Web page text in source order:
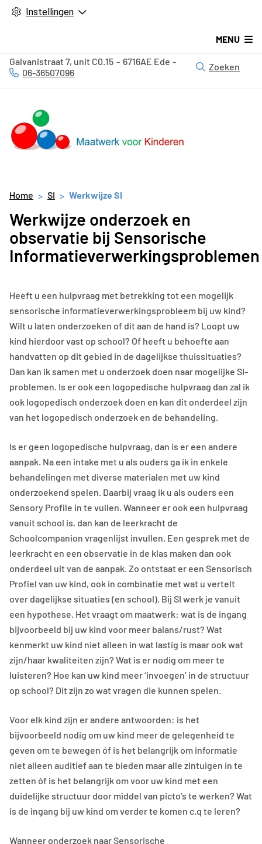
Instellingen
MENU
Galvanistraat 7, unit C0.15 6716AE Ede
Tel:
06-36507096
Zoeken
Home SI Werkwijze SI
Werkwijze onderzoek en
observatie bij Sensorische
Informatieverwerkingsproblemen
Heeft u een hulpvraag met betrekking tot een mogelijk
sensorische informatieverwerkingsprobleem bij uw kind?
Wilt u laten onderzoeken of dit aan de hand is? Loopt uw
kind hierdoor vast op school? Of heeft u behoefte aan
handvatten op dit gebied in de dagelijkse thuissituaties?
Dan kan ik samen met u onderzoek doen naar mogelijke SI-
problemen. Is er ook een logopedische hulpvraag dan zal ik
ook logopedisch onderzoek doen en kan dit onderdeel zijn
van het logopedisch onderzoek en de behandeling.
Is er geen logopedische hulpvraag, dan is er een andere
aanpak. Na een intake met u als ouders ga ik in enkele
behandelingen met diverse materialen met uw kind
onderzoekend spelen. Daarbij vraag ik u als ouders een
Sensory Profile in te vullen. Wanneer er ook een hulpvraag
vanuit school is, dan kan de leerkracht de
Schoolcompanion vragenlijst invullen. Een gesprek met de
leerkracht en een observatie in de klas maken dan ook
onderdeel uit van de aanpak. Zo ontstaat er een Sensorisch
Profiel van uw kind, ook in combinatie met wat u vertelt
over dagelijkse situaties (en school). Bij SI werk je vanuit
een hypothese. Het vraagt om maatwerk: wat is de ingang
bijvoorbeeld bij uw kind voor meer balans/rust? Wat
kenmerkt uw kind niet alleen in wat lastig is maar ook wat
zijn/haar kwaliteiten zijn? Wat is er nodig om meer te
luisteren? Hoe kan uw kind meer ‘invoegen’ in de structuur
op school? Dit zijn zo wat vragen die kunnen spelen.
Voor elk kind zijn er andere antwoorden: is het
bijvoorbeeld nodig om uw kind meer de gelegenheid te
geven om te bewegen óf is het belangrijk om informatie
niet alleen auditief aan te bieden maar alle zintuigen in te
zetten óf is het belangrijk om voor uw kind met een
duidelijke structuur door middel van picto’s te werken? Wat
is de ingang bij uw kind om verder te komen c.q te leren?
Wanneer onderzoek naar Sensorische